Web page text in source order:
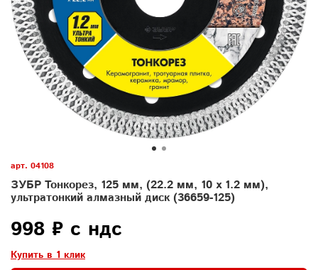
арт. 04108
ЗУБР Тонкорез, 125 мм, (22.2 мм, 10 х 1.2 мм),
ультратонкий алмазный диск (36659-125)
998 ₽ с ндс
Купить в 1 клик